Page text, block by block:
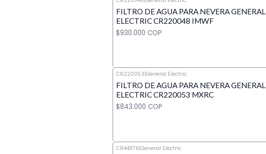
Cantidad
FILTRO DE AGUA PARA NEVERA GENERAL
ELECTRIC CR220048 IMWF
$930.000 COP
Cantidad
CR220053|General Electric
FILTRO DE AGUA PARA NEVERA GENERAL
ELECTRIC CR220053 MXRC
$843.000 COP
CR441176|General Electric